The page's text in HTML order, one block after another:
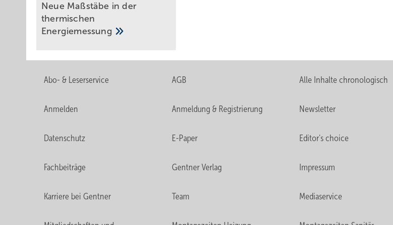
Beim ersten Entwicklungsziel „so günstig wie möglich, so effizient wie nötig“ handelt es sich um
Neue Maßstäbe in der
thermischen
Energiemessung
Abo- & Leserservice AGB Alle Inhalte chronologisch
Anmelden Anmeldung & Registrierung Newsletter
Datenschutz E-Paper Editor's choice
Fachbeiträge Gentner Verlag Impressum
Karriere bei Gentner Team Mediaservice